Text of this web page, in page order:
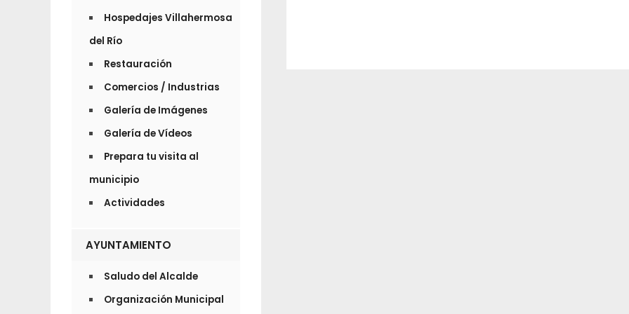
Hospedajes Villahermosa
del Río
Restauración
Comercios / Industrias
Galería de Imágenes
Galería de Vídeos
Prepara tu visita al
municipio
Actividades
AYUNTAMIENTO
Saludo del Alcalde
Organización Municipal